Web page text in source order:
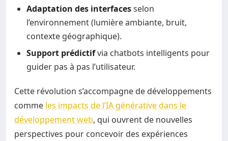
Adaptation des interfacesselon
l’environnement (lumière ambiante, bruit,
contexte géographique).
Support prédictifvia chatbots intelligents pour
guider pas à pas l’utilisateur.
Cette révolution s’accompagne de développements
comme les impacts de l’IA générative dans le
développement web, qui ouvrent de nouvelles
perspectives pour concevoir des expériences